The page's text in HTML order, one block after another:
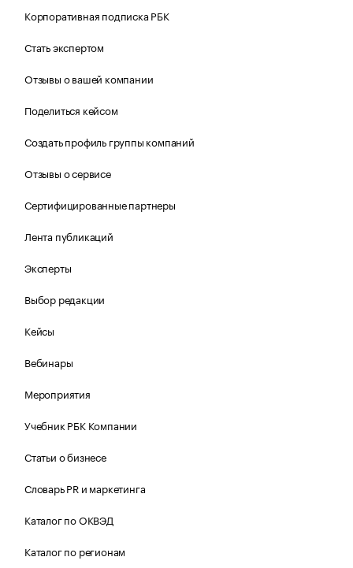
Корпоративная подписка РБК
Стать экспертом
Отзывы о вашей компании
Поделиться кейсом
Создать профиль группы компаний
Отзывы о сервисе
Сертифицированные партнеры
Лента публикаций
Эксперты
Выбор редакции
Кейсы
Вебинары
Мероприятия
Учебник РБК Компании
Статьи о бизнесе
Словарь PR и маркетинга
Каталог по ОКВЭД
Каталог по регионам